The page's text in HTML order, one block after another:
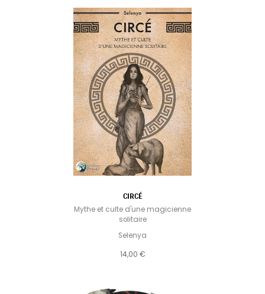
CIRCÉ
Mythe et culte d'une magicienne
solitaire
Selenya
14,00 €